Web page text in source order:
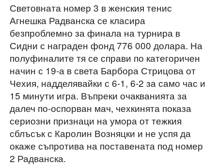
Световната номер 3 в женския тенис
Агнешка Радванска се класира
безпроблемно за финала на турнира в
Сидни с награден фонд 776 000 долара. На
полуфиналите тя се справи по категоричен
начин с 19-а в света Барбора Стрицова от
Чехия, надделявайки с 6-1, 6-2 за само час и
15 минути игра. Въпреки очакванията за
далеч по-оспорван мач, чехкинята показа
сериозни признаци на умора от тежкия
сблъсък с Каролин Возняцки и не успя да
окаже съпротива на поставената под номер
2 Радванска.